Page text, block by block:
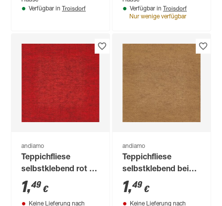
Verfügbar in Troisdorf
Verfügbar in Troisdorf
Nur wenige verfügbar
andiamo
Teppichfliese
selbstklebend rot 40
x 40 cm
1,49 €
Keine Lieferung nach
andiamo
Teppichfliese
selbstklebend beige
40 x 40 cm
1,49 €
Keine Lieferung nach